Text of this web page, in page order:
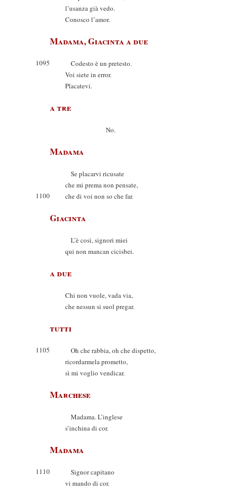
l’usanza già vedo.
Conosco l’amor.
Madama, Giacinta a due
1095
Codesto è un pretesto.
Voi siete in error.
Placatevi.
a tre
No.
Madama
Se placarvi ricusate
che mi prema non pensate,
1100
che di voi non so che far.
Giacinta
L’è così, signori miei
qui non mancan cicisbei.
a due
Chi non vuole, vada via,
che nessun si suol pregar.
tutti
1105
Oh che rabbia, oh che dispetto,
ricordarmela prometto,
sì mi voglio vendicar.
Marchese
Madama. L’inglese
s’inchina di cor.
Madama
1110
Signor capitano
vi mando di cor.